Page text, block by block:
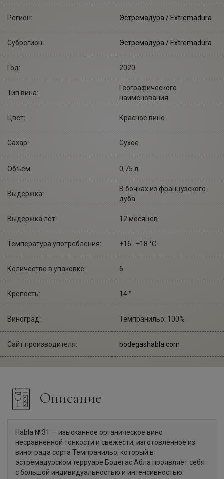
Регион: Эстремадура / Extremadura
Субрегион: Эстремадура / Extremadura
Год: 2020
Тип вина:
Географического
наименования
Цвет: Красное вино
Сахар: Сухое
Объем: 0,75 л
Выдержка:
В бочках из французского
дуба
Выдержка лет: 12 месяцев
Температура употребления: +16...+18 °С.
Количество в упаковке: 6
Крепость: 14 °
Виноград: Темпранильо: 100%
Сайт производителя: bodegashabla.com
Описание
Habla №31 — изысканное органическое вино
несравненной тонкости и свежести, изготовленное из
винограда сорта Темпранильо, который в
эстремадурском терруаре Бодегас Абла проявляет себя
с большой индивидуальностью и интенсивностью.